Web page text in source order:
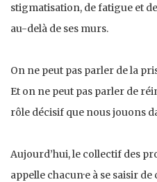
stigmatisation, de fatigue et
au-delà de ses murs.
On ne peut pas parler de la
Et on ne peut pas parler de
rôle décisif que nous jouons
Aujourd’hui, le collectif des
appelle chacun·e à se saisir